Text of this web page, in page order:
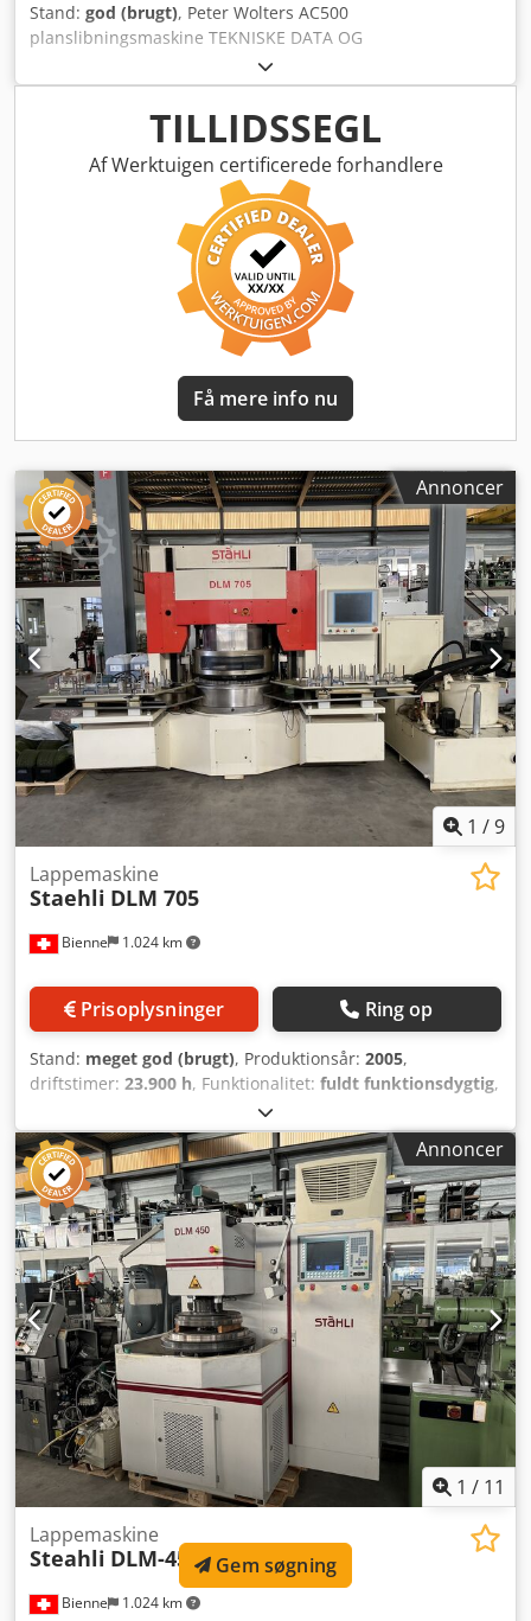
Stand: god (brugt), Peter Wolters AC500
planslibningsmaskine TEKNISKE DATA OG
LEVERINGSOMFANG Dsdpfx Ajtxitvsndjck TEKNISKE DATA
Planetmekanisme Størrelse: 42 TS 7/14 Arbejdsradius på
slibeskive: 415 mm Ringbredde: 54 mm Arbejdsradius
tykkelse: 50 mm Mulig skiveslid op til ca.: 20 mm Antal
holderinge: 14 Driftsdata: 380 V / 50 Hz Drivmotor overste
skive: 1,0 / 1,4 kW Snekkegearmotor: 56 / 112 omdr./min.
Drivmotor nederste skive: 1,0 / 1,4 kW Snekkegearmotor:
500 / 100 omdr./min. Emnedrev: 0,5 / 0,7 / 0,9 kW 3-polet
snekkegearmotor: 6 / 18 / 36 omdr./min. Drev til vippelarm:
0,25 kW Digital belastningsindstilling for overste
arbejdsplade: 0-250 daN Tilslutningsdata Elektrisk
tilslutning: 5,0 kW Tryklufttilslutning: 5-7 bar
Trykluftforbrug: Ca. 8 Nl/min LEVERINGSOMFANG Bl.a. (ikke
udtømmende liste): Peter Wolters AC 500
planslibnings-/finslibningsmaskine 1 frekvensomformer pr.
motor Dokumentation Nøjagtigt leveringsomfang jf.
fuldstændighed og aktualitet af oplysningerne.
TILLIDSSEGL
Af Werktuigen certificerede forhandlere
Få mere info nu
Annoncer
1 /9
Bienne 1.024 km
Lappemaskine
Staehli DLM 705
Prisoplysninger Ring op
Stand: meget god (brugt), Produktionsår: 2005,
driftstimer: 23.900 h, Funktionalitet: fuldt funktionsdygtig,
503982
STAEHLI DLM-705 Produktionsland: CH Dimensioner:
3300x1970x2600 mm Nettovægt maskine: 8000 kg
TEKNISKE SPECIFIKATIONER Udvendig diameter på
bearbejdningsplader: 705 mm Antal satellitter: 4-8 Afstand
mellem bearbejdningsplader: < 390 mm Programmerbart
arbejdstryk for emner: 0-200 daN Stoppræcision: 0.1 µm
Programmerbar rotationshastighed for
bearbejdningsplader Djdpjw Uc Hnjfx Andsck Planhoning
og mikroplanslibning: 0-250, 300, 400, 600 min-1 Centralt
drev: 0-125, 220 min-1 Bearbejdningspræcision: 0.1 µm
Tekniske data afgives uden ansvar for fejl eller mangler.
Annoncer
1 / 11
Bienne 1.024 km
Lappemaskine
Steahli DLM-450 Gem søgning